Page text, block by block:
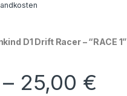
D1 Drift Racer – “RACE 1”
– 25,00 €